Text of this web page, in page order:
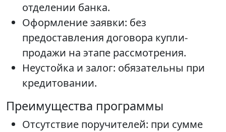
отделении банка.
Оформление заявки: без
предоставления договора купли-
продажи на этапе рассмотрения.
Неустойка и залог: обязательны при
кредитовании.
Преимущества программы
Отсутствие поручителей: при сумме